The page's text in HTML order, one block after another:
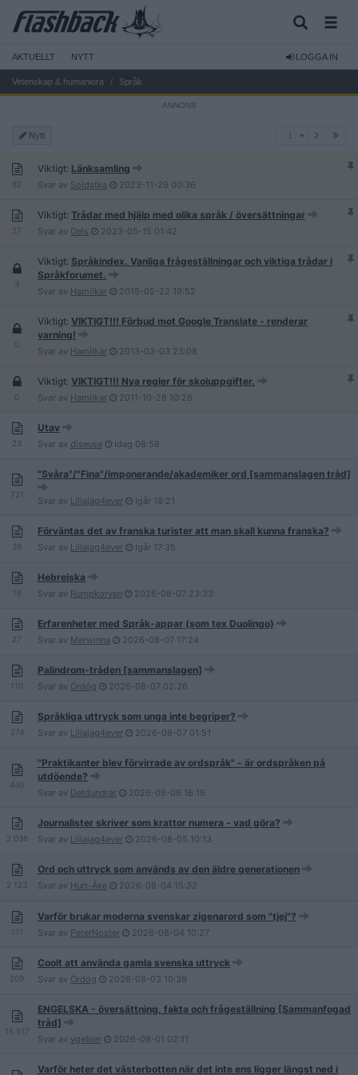
AKTUELLT NYTT LOGGA IN
Vetenskap & humaniora Språk
Nytt
82
Viktigt: Länksamling
Svar av Soldatka 2023-11-29 00:36
27
Viktigt: Trådar med hjälp med olika språk / översättningar
Svar av Oels 2023-05-15 01:42
3
Viktigt: Språkindex. Vanliga frågeställningar och viktiga trådar i
Språkforumet.
Svar av Hamilkar 2015-05-22 19:52
0
Viktigt: VIKTIGT!!! Förbud mot Google Translate - renderar
varning!
Svar av Hamilkar 2013-03-03 23:08
0
Viktigt: VIKTIGT!!! Nya regler för skoluppgifter.
Svar av Hamilkar 2011-10-28 10:26
23
Utav
Svar av diseuse Idag 08:58
721
"Svåra"/"Fina"/imponerande/akademiker ord [sammanslagen tråd]
Svar av Lillajag4ever Igår 18:21
39
Förväntas det av franska turister att man skall kunna franska?
Svar av Lillajag4ever Igår 17:35
16
Hebreiska
Svar av Rumpkorven 2026-08-07 23:33
27
Erfarenheter med Språk-appar (som tex Duolingo)
Svar av Merwinna 2026-08-07 17:24
110
Palindrom-tråden [sammanslagen]
Svar av Ördög 2026-08-07 02:26
274
Språkliga uttryck som unga inte begriper?
Svar av Lillajag4ever 2026-08-07 01:51
440
"Praktikanter blev förvirrade av ordspråk" - är ordspråken på
utdöende?
Svar av Detdundrar 2026-08-06 16:16
2 036
Journalister skriver som krattor numera - vad göra?
Svar av Lillajag4ever 2026-08-05 10:13
2 123
Ord och uttryck som används av den äldre generationen
Svar av Hurt-Åke 2026-08-04 15:32
111
Varför brukar moderna svenskar zigenarord som "tjej"?
Svar av PeterNoster 2026-08-04 10:27
209
Coolt att använda gamla svenska uttryck
Svar av Ördög 2026-08-03 10:39
15 517
ENGELSKA - översättning, fakta och frågeställning [Sammanfogad
tråd]
Svar av vgebler 2026-08-01 02:11
Varför heter det västerbotten när det inte ens ligger längst ned i